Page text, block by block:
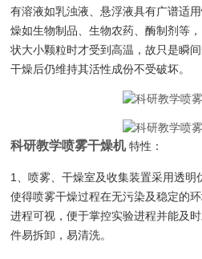
有溶液如乳浊液、悬浮液具有广谱适
燥如生物制品、生物农药、酶制剂等
状大小颗粒时才受到高温，故只是瞬
干燥后仍维持其活性成份不受破坏。
科研教学喷雾干燥机 特性：
1、喷雾、干燥室及收集装置采用透明
使得喷雾干燥过程在无污染及稳定的
进程可视，便于掌控实验进程并能及
件易拆卸，易清洗。